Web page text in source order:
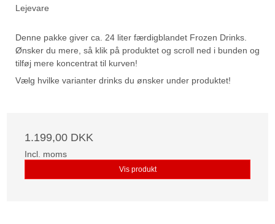
Lejevare
Denne pakke giver ca. 24 liter færdigblandet Frozen Drinks.
Ønsker du mere, så klik på produktet og scroll ned i bunden og
tilføj mere koncentrat til kurven!
Vælg hvilke varianter drinks du ønsker under produktet!
1.199,00 DKK
Incl. moms
Vis produkt